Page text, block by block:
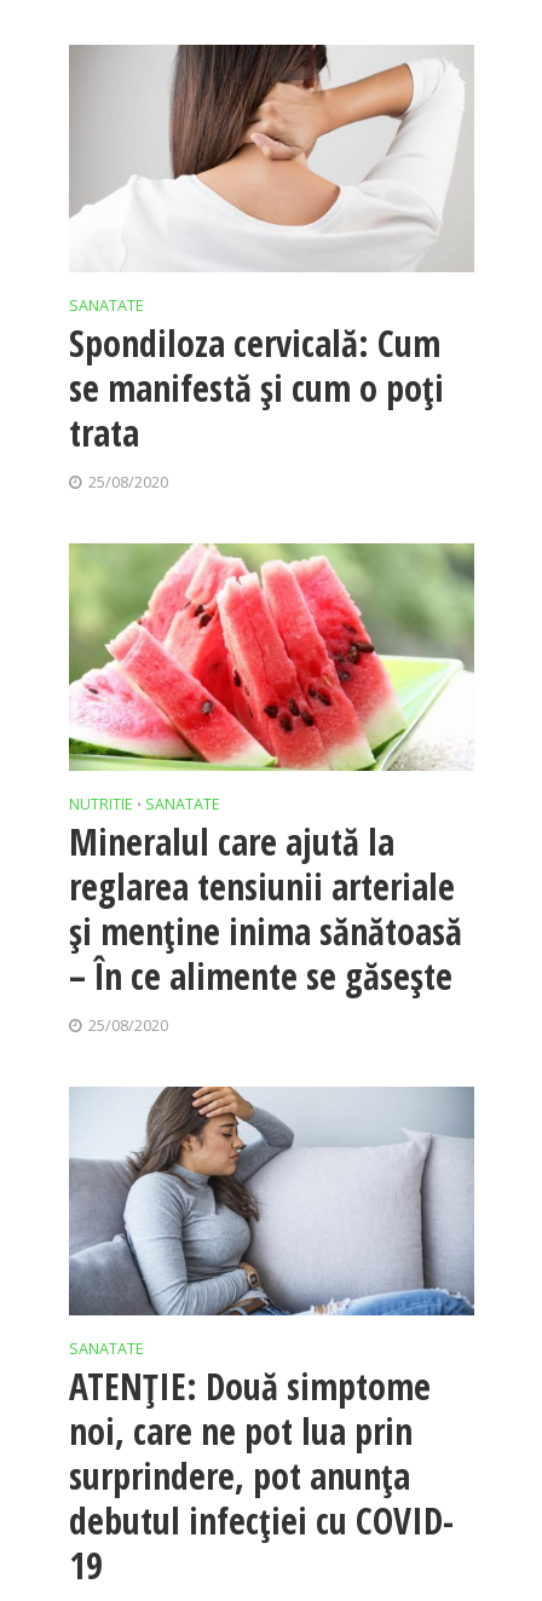
SANATATE
Spondiloza cervicală: Cum
se manifestă și cum o poți
trata
25/08/2020
NUTRITIE • SANATATE
Mineralul care ajută la
reglarea tensiunii arteriale
și menține inima sănătoasă
– În ce alimente se găsește
25/08/2020
SANATATE
ATENȚIE: Două simptome
noi, care ne pot lua prin
surprindere, pot anunța
debutul infecției cu COVID-
19